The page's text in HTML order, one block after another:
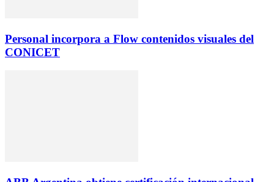
Personal incorpora a Flow contenidos visuales del
CONICET